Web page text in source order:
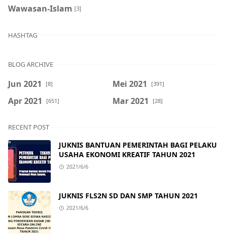
Wawasan-Islam [3]
HASHTAG
BLOG ARCHIVE
Jun 2021 [8] Mei 2021 [391]
Apr 2021 [651] Mar 2021 [28]
RECENT POST
JUKNIS BANTUAN PEMERINTAH BAGI PELAKU
USAHA EKONOMI KREATIF TAHUN 2021
2021/6/6
JUKNIS FLS2N SD DAN SMP TAHUN 2021
2021/6/6